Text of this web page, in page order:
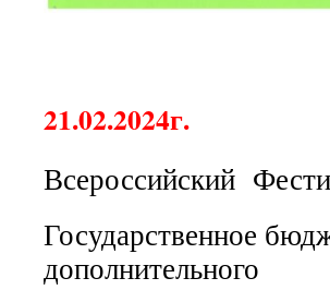
21.02.2024г.
Всероссийский
Государственное
дополнительного